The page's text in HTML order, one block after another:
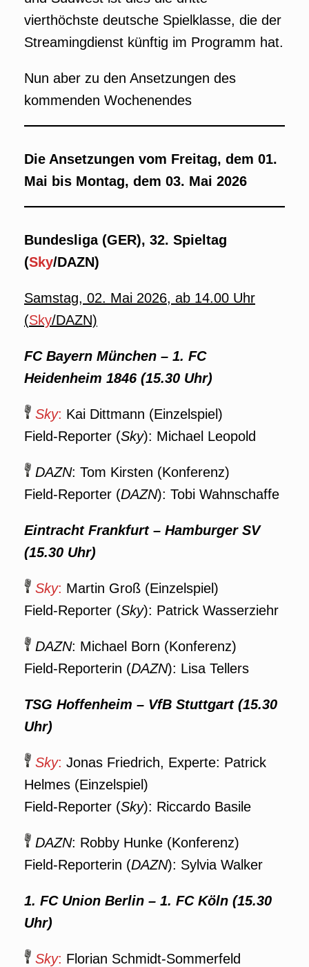
vierthöchste deutsche Spielklasse, die der
Streamingdienst künftig im Programm hat.
Nun aber zu den Ansetzungen des
kommenden Wochenendes
Die Ansetzungen vom Freitag, dem 01.
Mai bis Montag, dem 03. Mai 2026
Bundesliga (GER), 32. Spieltag
(Sky/DAZN)
Samstag, 02. Mai 2026, ab 14.00 Uhr
(Sky/DAZN)
FC Bayern München – 1. FC
Heidenheim 1846 (15.30 Uhr)
Sky: Kai Dittmann (Einzelspiel)
Field-Reporter (Sky): Michael Leopold
DAZN: Tom Kirsten (Konferenz)
Field-Reporter (DAZN): Tobi Wahnschaffe
Eintracht Frankfurt – Hamburger SV
(15.30 Uhr)
Sky: Martin Groß (Einzelspiel)
Field-Reporter (Sky): Patrick Wasserziehr
DAZN: Michael Born (Konferenz)
Field-Reporterin (DAZN): Lisa Tellers
TSG Hoffenheim – VfB Stuttgart (15.30
Uhr)
Sky: Jonas Friedrich, Experte: Patrick
Helmes (Einzelspiel)
Field-Reporter (Sky): Riccardo Basile
DAZN: Robby Hunke (Konferenz)
Field-Reporterin (DAZN): Sylvia Walker
1. FC Union Berlin – 1. FC Köln (15.30
Uhr)
Sky: Florian Schmidt-Sommerfeld